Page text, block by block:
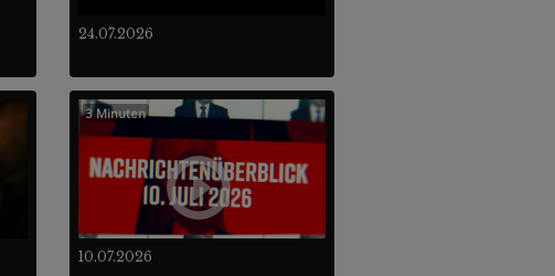
24.07.2026
10.07.2026
3 Minuten